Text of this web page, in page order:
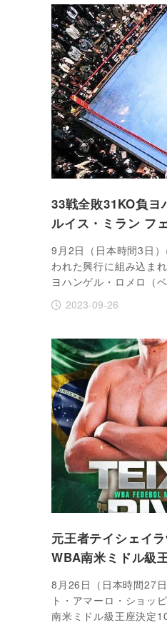
33戦全敗31KO負
ルイス・ミラン フ
9月2日（日本時間3日
われた興行に組み込ま
ヨハンゲル・ロメロ（
2023-09-26
元王者テイシェイ
WBA南米ミドル級
8月26日（日本時間27
ト・アマーロ・ショッ
南米ミドル級王座決定